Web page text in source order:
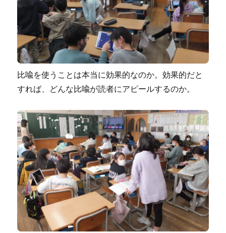
比喩を使うことは本当に効果的なのか。効果的だと
すれば、どんな比喩が読者にアピールするのか。